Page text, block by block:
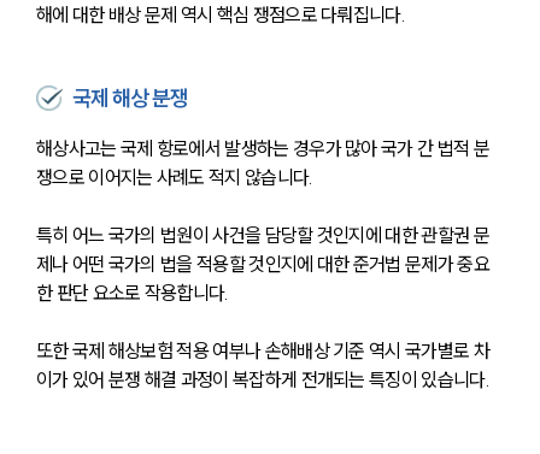
해에 대한 배상 문제 역시 핵심 쟁점으로 다뤄집니다.
국제 해상 분쟁
해상사고는 국제 항로에서 발생하는 경우가 많아 국가 간 법적 분
쟁으로 이어지는 사례도 적지 않습니다.
특히 어느 국가의 법원이 사건을 담당할 것인지에 대한 관할권 문
제나 어떤 국가의 법을 적용할 것인지에 대한 준거법 문제가 중요
한 판단 요소로 작용합니다.
또한 국제 해상보험 적용 여부나 손해배상 기준 역시 국가별로 차
이가 있어 분쟁 해결 과정이 복잡하게 전개되는 특징이 있습니다.